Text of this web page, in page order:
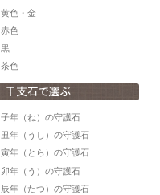
黄色・金
赤色
黒
茶色
子年（ね）の守護石
丑年（うし）の守護石
寅年（とら）の守護石
卯年（う）の守護石
辰年（たつ）の守護石